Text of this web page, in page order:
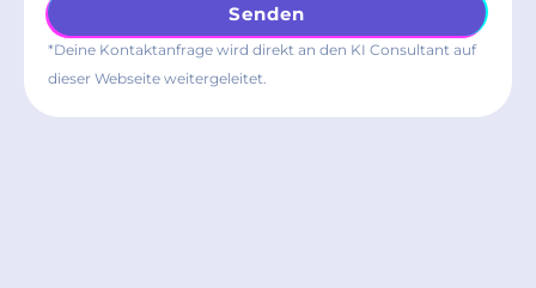
Senden
*Deine Kontaktanfrage wird direkt an den KI Consultant auf
dieser Webseite weitergeleitet.